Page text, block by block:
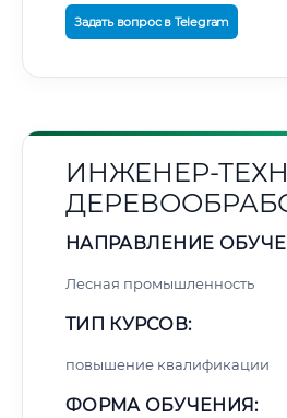
Задать вопрос в Telegram
ИНЖЕНЕР-
НАПРАВЛЕНИЕ
Лесная промышленность
ТИП КУРСОВ:
повышение квалификации
ФОРМА ОБУЧЕНИЯ: